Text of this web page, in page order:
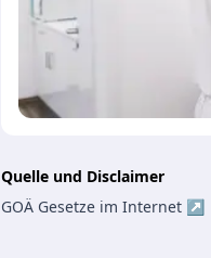
Quelle und Disclaimer
GOÄ Gesetze im Internet ↗